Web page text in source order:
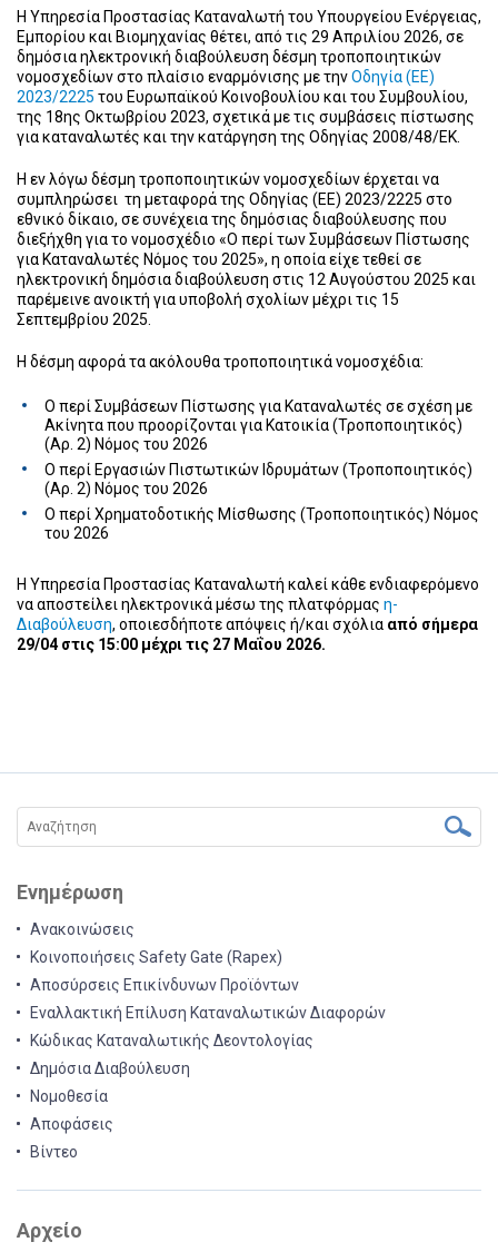
Η Υπηρεσία Προστασίας Καταναλωτή του Υπουργείου Ενέργειας,
Εμπορίου και Βιομηχανίας θέτει, από τις 29 Απριλίου 2026, σε
δημόσια ηλεκτρονική διαβούλευση δέσμη τροποποιητικών
νομοσχεδίων στο πλαίσιο εναρμόνισης με τηνΟδηγία (ΕΕ)
2023/2225 του Ευρωπαϊκού Κοινοβουλίου και του Συμβουλίου,
της 18ης Οκτωβρίου 2023, σχετικά με τις συμβάσεις πίστωσης
για καταναλωτές και την κατάργηση της Οδηγίας 2008/48/ΕΚ.
Η εν λόγω δέσμη τροποποιητικών νομοσχεδίων έρχεται να
συμπληρώσει τη μεταφορά της Οδηγίας (ΕΕ) 2023/2225 στο
εθνικό δίκαιο, σε συνέχεια της δημόσιας διαβούλευσης που
διεξήχθη για το νομοσχέδιο «Ο περί των Συμβάσεων Πίστωσης
για Καταναλωτές Νόμος του 2025», η οποία είχε τεθεί σε
ηλεκτρονική δημόσια διαβούλευση στις 12 Αυγούστου 2025 και
παρέμεινε ανοικτή για υποβολή σχολίων μέχρι τις 15
Σεπτεμβρίου 2025.
Η δέσμη αφορά τα ακόλουθα τροποποιητικά νομοσχέδια:
Ο περί Συμβάσεων Πίστωσης για Καταναλωτές σε σχέση με
Ακίνητα που προορίζονται για Κατοικία (Τροποποιητικός)
(Αρ. 2) Νόμος του 2026
Ο περί Εργασιών Πιστωτικών Ιδρυμάτων (Τροποποιητικός)
(Αρ. 2) Νόμος του 2026
Ο περί Χρηματοδοτικής Μίσθωσης (Τροποποιητικός) Νόμος
του 2026
Η Υπηρεσία Προστασίας Καταναλωτή καλεί κάθε ενδιαφερόμενο
να αποστείλει ηλεκτρονικά μέσω της πλατφόρμας η-
Διαβούλευση, οποιεσδήποτε απόψεις ή/και σχόλια από σήμερα
29/04 στις 15:00 μέχρι τις 27 Μαΐου 2026.
Ενημέρωση
Ανακοινώσεις
Κοινοποιήσεις Safety Gate (Rapex)
Αποσύρσεις Επικίνδυνων Προϊόντων
Εναλλακτική Επίλυση Καταναλωτικών Διαφορών
Κώδικας Καταναλωτικής Δεοντολογίας
Δημόσια Διαβούλευση
Νομοθεσία
Αποφάσεις
Βίντεο
Αρχείο